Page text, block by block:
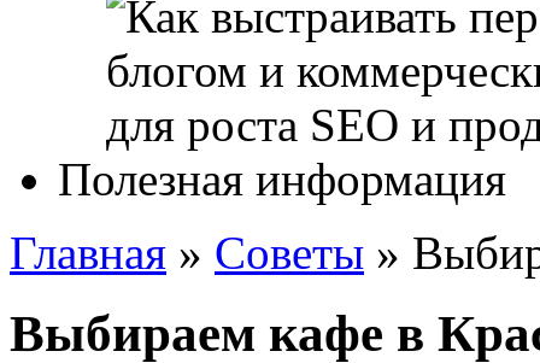
Полезная информация
Главная » Советы »
Выбираем кафе в